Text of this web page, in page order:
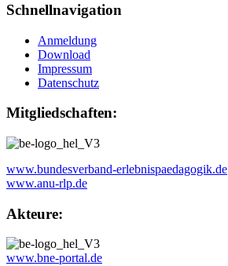
Schnellnavigation
Anmeldung
Download
Impressum
Datenschutz
Mitgliedschaften:
www.bundesverband-erlebnispaedagogik.de
www.anu-rlp.de
Akteure:
www.bne-portal.de